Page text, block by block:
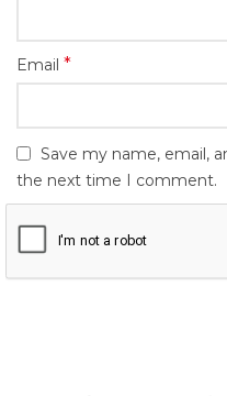
Email *
Save my name, email,
the next time I comment.